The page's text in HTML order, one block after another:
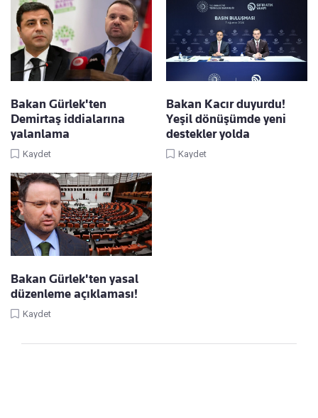
Bakan Gürlek'ten
Demirtaş iddialarına
yalanlama
Kaydet
Bakan Kacır duyurdu!
Yeşil dönüşümde yeni
destekler yolda
Kaydet
Bakan Gürlek'ten yasal
düzenleme açıklaması!
Kaydet